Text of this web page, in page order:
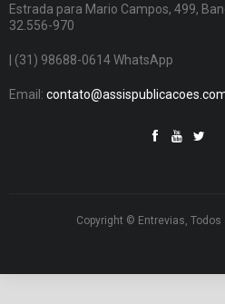
Estrada para Mario Campos, 499,
32.556-970
| (31) 98688-0614 WhatsApp
Email:
Copyright © Entrevias,